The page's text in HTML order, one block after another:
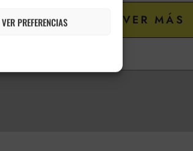
VER PREFERENCIAS
VER MÁS